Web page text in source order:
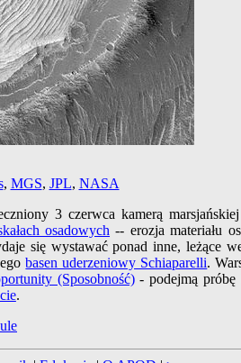
, MGS, JPL, NASA
3 czerwca kamerą
osadowych -- erozja materiału
się wystawać ponad inne, leżące
basen uderzeniowy Schiaparelli.
(Sposobność)- podejmą próbę
.